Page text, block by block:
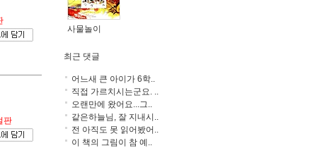
판
사물놀이
최근 댓글
어느새 큰 아이가 6학..
직접 가르치시는군요. ..
오랜만에 왔어요...그..
같은하늘님, 잘 지내시..
전 아직도 못 읽어봤어..
이 책의 그림이 참 예..